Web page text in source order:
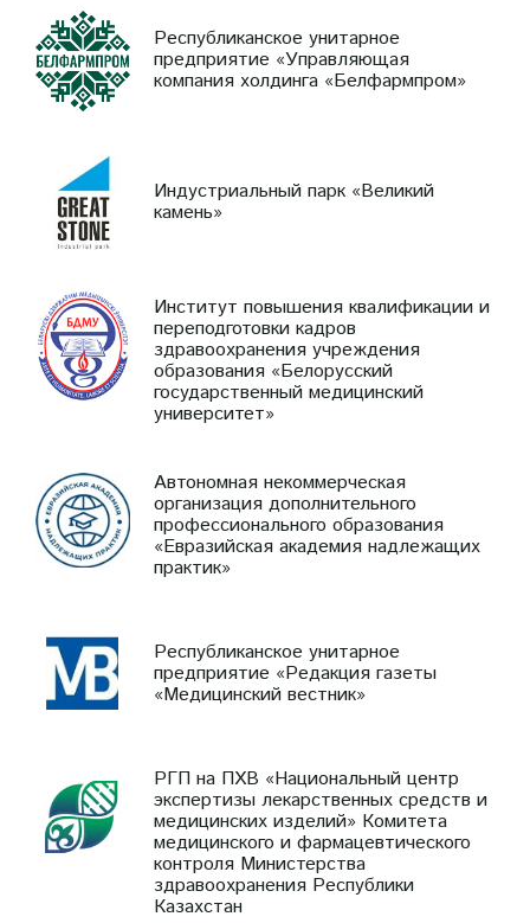
Республиканское унитарное
предприятие «Управляющая
компания холдинга «Белфармпром»
Индустриальный парк «Великий
камень»
Институт повышения квалификации и
переподготовки кадров
здравоохранения учреждения
образования «Белорусский
государственный медицинский
университет»
Автономная некоммерческая
организация дополнительного
профессионального образования
«Евразийская академия надлежащих
практик»
Республиканское унитарное
предприятие «Редакция газеты
«Медицинский вестник»
РГП на ПХВ «Национальный центр
экспертизы лекарственных средств и
медицинских изделий» Комитета
медицинского и фармацевтического
контроля Министерства
здравоохранения Республики
Казахстан